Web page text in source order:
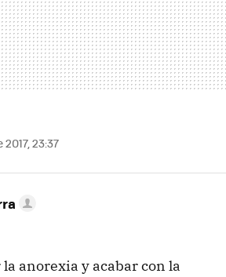
23:37
anorexia y acabar con la